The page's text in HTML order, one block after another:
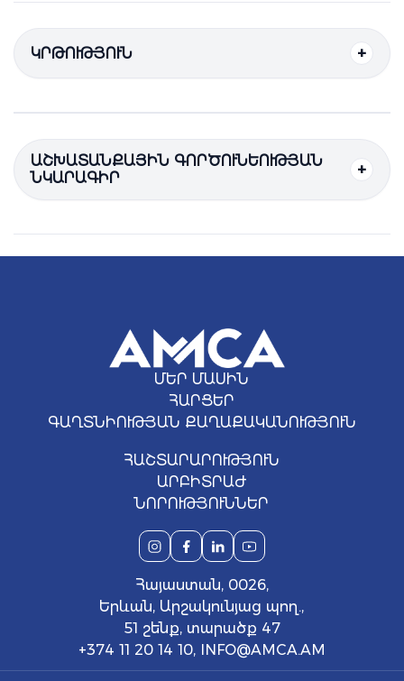
ԿՐԹՈՒԹՅՈՒՆ
ԱՇԽԱՏԱՆՔԱՅԻՆ ԳՈՐԾՈՒՆԵՈՒԹՅԱՆ
ՆԿԱՐԱԳԻՐ
ՄԵՐ ՄԱՍԻՆ
ՀԱՐՑԵՐ
ԳԱՂՏՆԻՈՒԹՅԱՆ ՔԱՂԱՔԱԿԱՆՈՒԹՅՈՒՆ
ՀԱՇՏԱՐԱՐՈՒԹՅՈՒՆ
ԱՐԲԻՏՐԱԺ
ՆՈՐՈՒԹՅՈՒՆՆԵՐ
Հայաստան, 0026,
Երևան, Արշակունյաց պող.,
51 շենք, տարածք 47
+374 11 20 14 10, INFO@AMCA.AM